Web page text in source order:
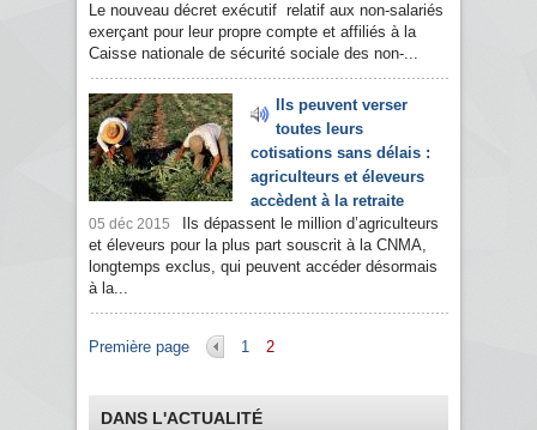
Le nouveau décret exécutif relatif aux non-salariés
exerçant pour leur propre compte et affiliés à la
Caisse nationale de sécurité sociale des non-...
Ils peuvent verser
toutes leurs
cotisations sans délais :
agriculteurs et éleveurs
accèdent à la retraite
05 déc 2015
Ils dépassent le million d’agriculteurs
et éleveurs pour la plus part souscrit à la CNMA,
longtemps exclus, qui peuvent accéder désormais
à la...
Pages
Première page 1 2
DANS L'ACTUALITÉ